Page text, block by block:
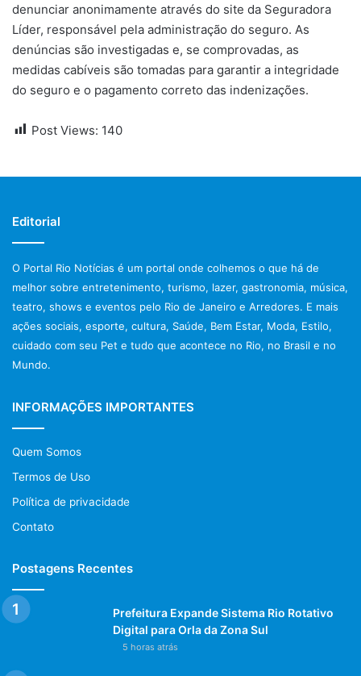
denunciar anonimamente através do site da Seguradora
Líder, responsável pela administração do seguro. As
denúncias são investigadas e, se comprovadas, as
medidas cabíveis são tomadas para garantir a integridade
do seguro e o pagamento correto das indenizações.
Post Views: 140
Editorial
O Portal Rio Notícias é um portal onde colhemos o que há de
melhor sobre entretenimento, turismo, lazer, gastronomia, música,
teatro, shows e eventos pelo Rio de Janeiro e Arredores. E mais
ações sociais, esporte, cultura, Saúde, Bem Estar, Moda, Estilo,
cuidado com seu Pet e tudo que acontece no Rio, no Brasil e no
Mundo.
INFORMAÇÕES IMPORTANTES
Quem Somos
Termos de Uso
Política de privacidade
Contato
Postagens Recentes
Prefeitura Expande Sistema Rio Rotativo
Digital para Orla da Zona Sul
5 horas atrás